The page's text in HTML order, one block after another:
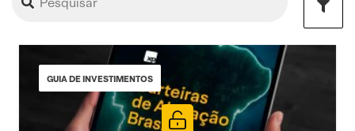
GUIA DE INVESTIMENTOS